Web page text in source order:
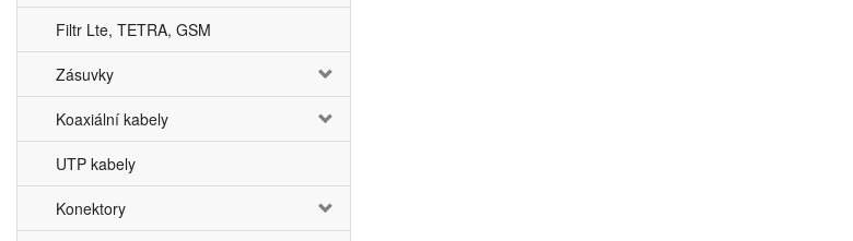
Filtr Lte, TETRA, GSM
Zásuvky
Koaxiální kabely
UTP kabely
Konektory